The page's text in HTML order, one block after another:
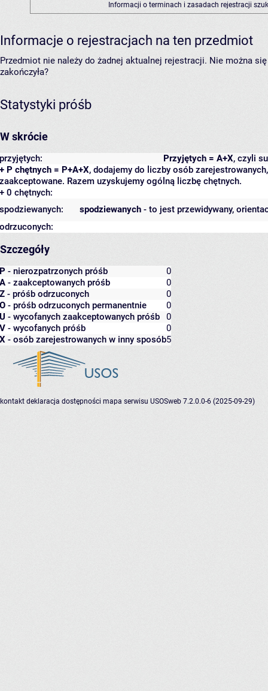
Informacji o terminach i zasadach rejestracji
Informacje o rejestracjach na ten przedmiot
Przedmiot nie należy do żadnej aktualnej rejestracji. Nie można
zakończyła?
Statystyki próśb
W skrócie
Przyjętych = A+X, czyli
przyjętych:
+ P chętnych = P+A+X, dodajemy do liczby osób
zaakceptowane. Razem uzyskujemy ogólną liczbę chętnych.
+ 0 chętnych:
spodziewanych - to jest przewidywany,
spodziewanych:
odrzuconych:
Szczegóły
P - nierozpatrzonych próśb
0
A - zaakceptowanych próśb
0
Z - próśb odrzuconych
0
O - próśb odrzuconych permanentnie
0
U - wycofanych zaakceptowanych próśb
0
V - wycofanych próśb
0
X - osób zarejestrowanych w inny sposób5
kontakt deklaracja dostępności mapa serwisu USOSweb 7.2.0.0-6 (2025-09-29)